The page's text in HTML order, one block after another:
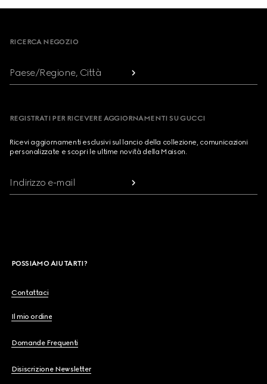
RICERCA NEGOZIO
Paese/Regione, Città
REGISTRATI PER RICEVERE AGGIORNAMENTI SU GUCCI
Ricevi aggiornamenti esclusivi sul lancio della collezione, comunicazioni
personalizzate e scopri le ultime novità della Maison.
Indirizzo e-mail
POSSIAMO AIUTARTI?
Contattaci
Il mio ordine
Domande Frequenti
Disiscrizione Newsletter